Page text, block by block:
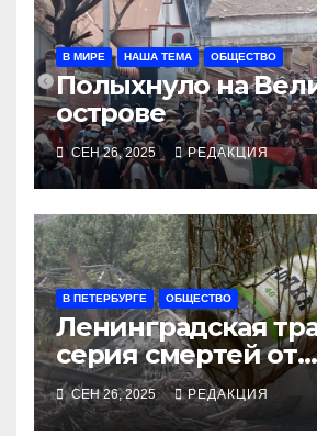
В МИРЕ НАША ТЕМА ОБЩЕСТВО
Полыхнуло на
острове
СЕН 26, 2025 РЕДАКЦИЯ
В ПЕТЕРБУРГЕ ОБЩЕСТВО
Ленинградская
серия смертей от
алкосуррогата
СЕН 26, 2025 РЕДАКЦИЯ